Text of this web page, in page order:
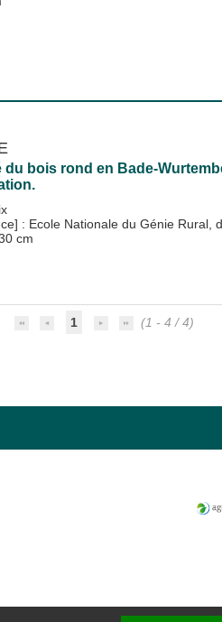
du bois rond en Bade-
: Ecole Nationale du Génie Rural,
cm
1 (1 - 4 / 4)